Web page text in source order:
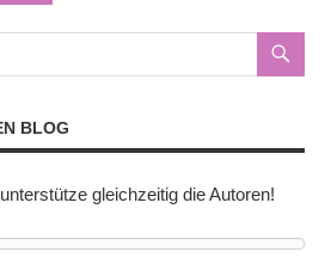
BLOG
gleichzeitig die Autoren!